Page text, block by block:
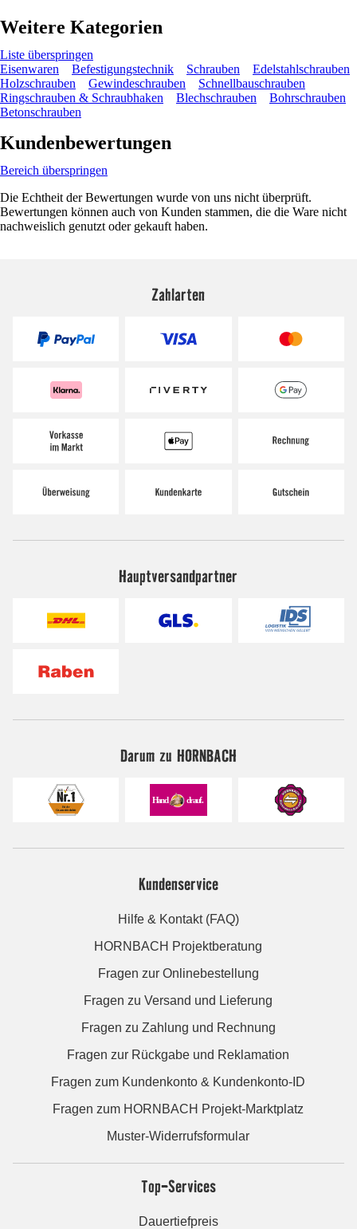
Weitere Kategorien
Liste überspringen
Eisenwaren
Befestigungstechnik Schrauben
Edelstahlschrauben
Holzschrauben
Gewindeschrauben
Schnellbauschrauben
Ringschrauben & Schraubhaken
Blechschrauben
Bohrschrauben
Betonschrauben
Kundenbewertungen
Bereich überspringen
Die Echtheit der Bewertungen wurde von uns nicht überprüft.
Bewertungen können auch von Kunden stammen, die die Ware nicht
nachweislich genutzt oder gekauft haben.
Zahlarten
Hauptversandpartner
Darum zu HORNBACH
Kundenservice
Hilfe & Kontakt (FAQ)
HORNBACH Projektberatung
Fragen zur Onlinebestellung
Fragen zu Versand und Lieferung
Fragen zu Zahlung und Rechnung
Fragen zur Rückgabe und Reklamation
Fragen zum Kundenkonto & Kundenkonto-ID
Fragen zum HORNBACH Projekt-Marktplatz
Muster-Widerrufsformular
Top-Services
Dauertiefpreis